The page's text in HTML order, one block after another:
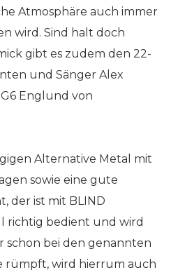
Atmosphäre auch immer
wird. Sind halt doch
gibt es zudem den 22-
und Sänger Alex
Englund von
Alternative Metal mit
sowie eine gute
der ist mit BLIND
richtig bedient und wird
schon bei den genannten
rümpft, wird hierrum auch